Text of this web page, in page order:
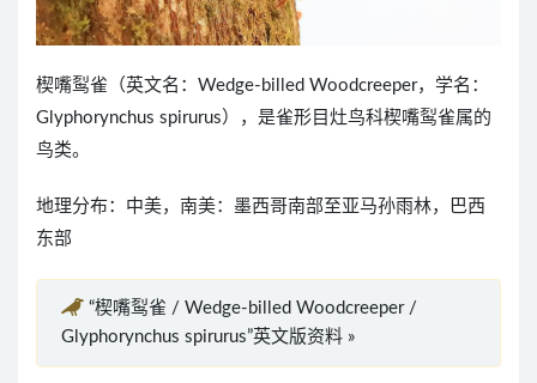
楔嘴䴕雀（英文名：Wedge-billed Woodcreeper，学名：
Glyphorynchus spirurus），是雀形目灶鸟科楔嘴䴕雀属的
鸟类。
地理分布：中美，南美：墨西哥南部至亚马孙雨林，巴西
东部
“楔嘴䴕雀 / Wedge-billed Woodcreeper /
Glyphorynchus spirurus”英文版资料 »